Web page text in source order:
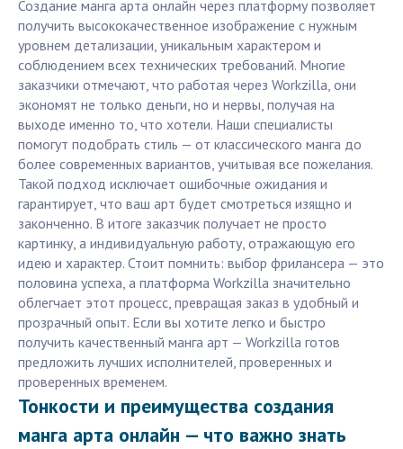
Создание манга арта онлайн через платформу позволяет
получить высококачественное изображение с нужным
уровнем детализации, уникальным характером и
соблюдением всех технических требований. Многие
заказчики отмечают, что работая через Workzilla, они
экономят не только деньги, но и нервы, получая на
выходе именно то, что хотели. Наши специалисты
помогут подобрать стиль — от классического манга до
более современных вариантов, учитывая все пожелания.
Такой подход исключает ошибочные ожидания и
гарантирует, что ваш арт будет смотреться изящно и
законченно. В итоге заказчик получает не просто
картинку, а индивидуальную работу, отражающую его
идею и характер. Стоит помнить: выбор фрилансера — это
половина успеха, а платформа Workzilla значительно
облегчает этот процесс, превращая заказ в удобный и
прозрачный опыт. Если вы хотите легко и быстро
получить качественный манга арт — Workzilla готов
предложить лучших исполнителей, проверенных и
проверенных временем.
Тонкости и преимущества создания
манга арта онлайн — что важно знать